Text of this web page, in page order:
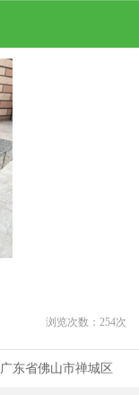
浏览次数： 254次
广东省佛山市禅城区